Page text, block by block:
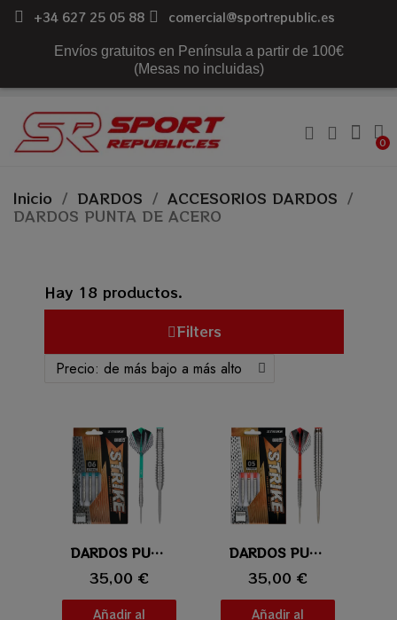
+34 627 25 05 88 comercial@sportrepublic.es
Envíos gratuitos en Península a partir de 100€
(Mesas no incluidas)
Inicio DARDOS
ACCESORIOS DARDOS
DARDOS PUNTA DE ACERO
Hay 18 productos.
Filters
Vista rápidaDARDOS PUNTA DE ACERO ONE80 STRIKE 06
35,00 €
Añadir al
Vista rápidaDARDOS PUNTA DE ACERO ONE80 STRIKE 05
35,00 €
Añadir al